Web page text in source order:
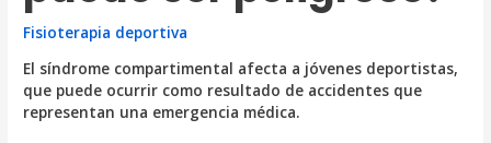
Fisioterapia deportiva
El síndrome compartimental afecta a jóvenes deportistas,
que puede ocurrir como resultado de accidentes que
representan una emergencia médica.